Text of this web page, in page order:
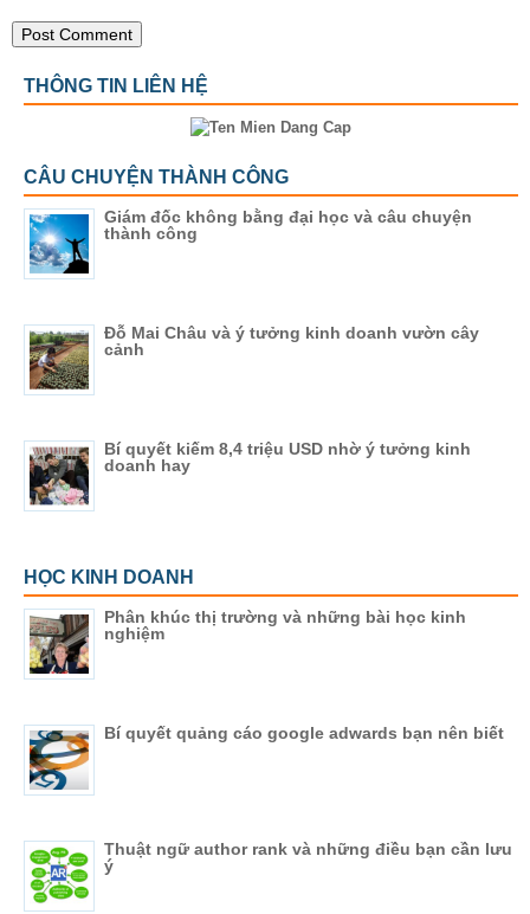
THÔNG TIN LIÊN HỆ
CÂU CHUYỆN THÀNH CÔNG
Giám đốc không bằng đại học và câu chuyện
thành công
Đỗ Mai Châu và ý tưởng kinh doanh vườn cây
cảnh
Bí quyết kiếm 8,4 triệu USD nhờ ý tưởng kinh
doanh hay
HỌC KINH DOANH
Phân khúc thị trường và những bài học kinh
nghiệm
Bí quyết quảng cáo google adwards bạn nên biết
Thuật ngữ author rank và những điều bạn cần lưu
ý